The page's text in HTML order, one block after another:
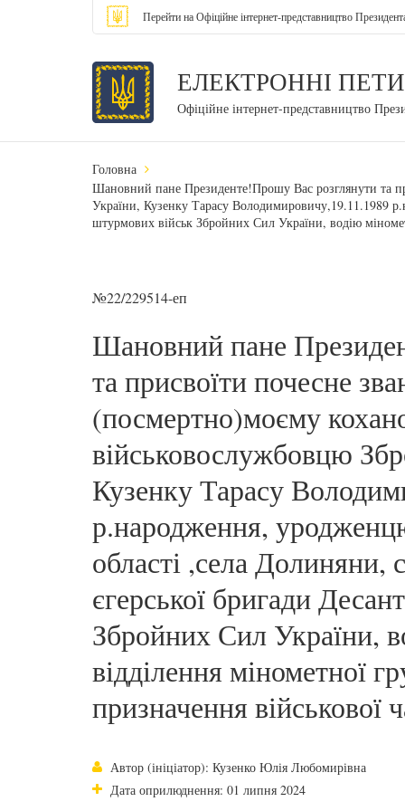
Перейти на Офіційне інтернет-представництво
ЕЛЕКТРОННІ
Офіційне інтернет-представництво
Головна
Шановний пане Президенте!Прошу Вас розглянути та
України, Кузенку Тарасу Володимировичу,19.11.1989
штурмових військ Збройних Сил України, водію
№22/229514-еп
Шановний пане
та присвоїти почесне
(посмертно)моєму
військовослужбовцю
Кузенку Тарасу
р.народження,
області ,села Долиняни,
єгерської бригади
Збройних Сил України,
відділення мінометної
призначення військової
Автор (ініціатор): Кузенко Юлія Любомирівна
Дата оприлюднення: 01 липня 2024